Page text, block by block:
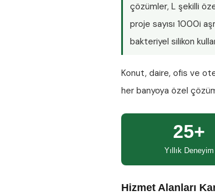
çözümler, L şekilli
proje sayısı 1000i
bakteriyel silikon
Konut, daire, ofis ve
her banyoya özel
25+
Yıllık Deneyim
Hizmet Alanları